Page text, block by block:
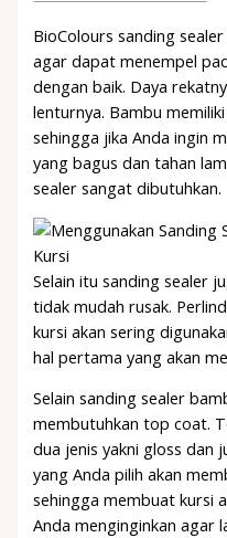
BioColours sanding
agar dapat menempel
dengan baik. Daya
lenturnya. Bambu
sehingga jika Anda ingin
yang bagus dan tahan
sealer sangat dibutuhkan.
Selain itu sanding sealer
tidak mudah rusak.
kursi akan sering
hal pertama yang akan
Selain sanding sealer
membutuhkan top coat.
dua jenis yakni gloss dan
yang Anda pilih akan
sehingga membuat kursi
Anda menginginkan agar